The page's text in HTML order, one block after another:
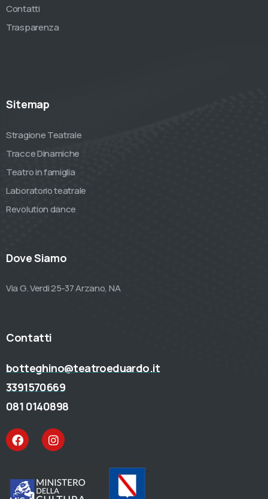
Contatti
Trasparenza
Sitemap
Stragione Teatrale
Tracce Dinamiche
Teatro in famiglia
Laboratorio teatrale
Revolution dance
Dove Siamo
Via G. Verdi 25-37 Arzano, NA
Contatti
botteghino@teatroeduardo.it
3391570669
081 0140898